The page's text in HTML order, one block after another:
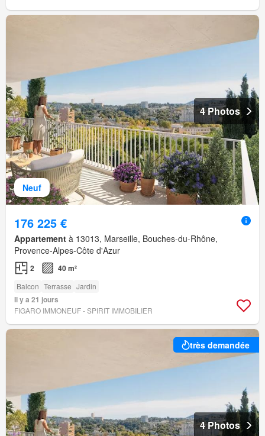
Neuf
4 Photos
176 225 €
Appartement à 13013, Marseille, Bouches-du-Rhône,
Provence-Alpes-Côte d'Azur
2 40 m²
Balcon Terrasse Jardin
Il y a 21 jours
FIGARO IMMONEUF - SPIRIT IMMOBILIER
très demandée
4 Photos